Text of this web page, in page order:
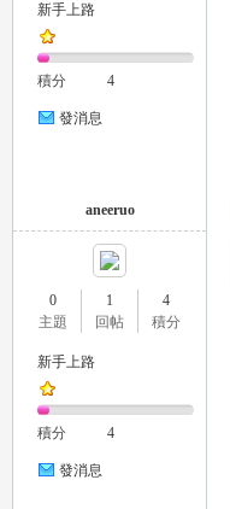
新手上路
積分 4
發消息
aneeruo
0
主題
1
回帖
4
積分
新手上路
積分 4
發消息